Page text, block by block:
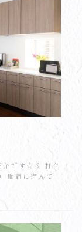
です☆彡 打合
順調に進んで